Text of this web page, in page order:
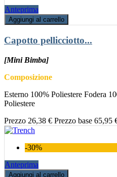
Anteprima
Aggiungi al carrello
Capotto pellicciotto...
[Mini Bimba]
Composizione
Esterno 100% Poliestere Fodera
Poliestere
Prezzo 26,38 € Prezzo base 65,95
-30%
Anteprima
Aggiungi al carrello